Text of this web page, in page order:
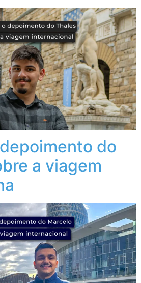
do
a viagem